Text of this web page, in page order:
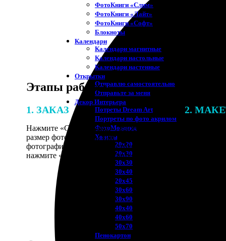
ФотоКниги «Слим»
ФотоКниги «Лайт»
ФотоКниги «Софт»
Блокноты
Календари
Календари магнитные
Календари настольные
Календари настенные
Открытки
Отправлю самостоятельно
Отправьте за меня
Декор Интерьера
Потреты Dream Art
Портреты по фото акрилом
ФотоМозаика
Холсты
20х20
20х30
30х30
30х40
20х45
30х60
30х90
40х40
40х60
50х70
Пенокартон
Этапы работы
1. ЗАКАЗ
Нажмите «Сделать заказ», выберите
размер фотографии и тип рамки. Загрузите
фотографии в онлайн-конструктор,
нажмите «Добавить в корзину».
2.